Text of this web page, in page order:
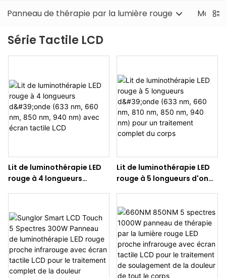
Panneau de thérapie par la lumière rouge
Série Tactile LCD
Lit de luminothérapie LED
rouge à 4 longueurs
écran tactile LCD
Lit de luminothérapie LED
rouge à 5 longueurs d'onde
traitement complet du
corps